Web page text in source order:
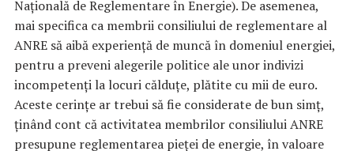
Națională de Reglementare în Energie). De asemenea,
mai specifica ca membrii consiliului de reglementare al
ANRE să aibă experiență de muncă în domeniul energiei,
pentru a preveni alegerile politice ale unor indivizi
incompetenți la locuri călduțe, plătite cu mii de euro.
Aceste cerințe ar trebui să fie considerate de bun simț,
ținând cont că activitatea membrilor consiliului ANRE
presupune reglementarea pieței de energie, în valoare